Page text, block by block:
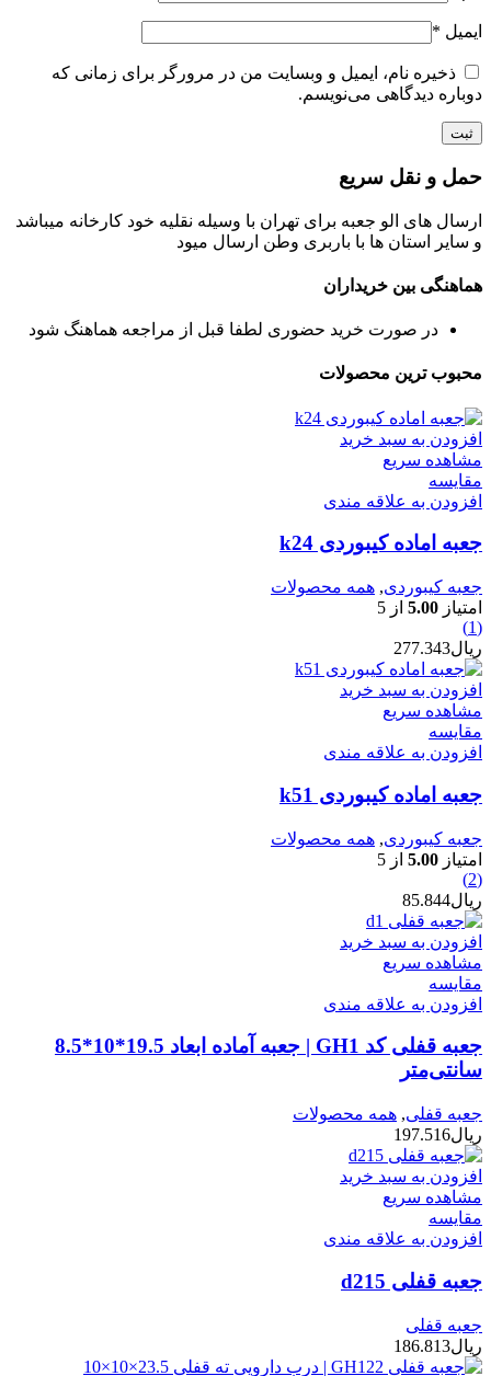
ایمیل *
ذخیره نام، ایمیل و وبسایت من در مرورگر برای زمانی که
دوباره دیدگاهی می‌نویسم.
حمل و نقل سریع
ارسال های الو جعبه برای تهران با وسیله نقلیه خود کارخانه میباشد
و سایر استان ها با باربری وطن ارسال میود
هماهنگی بین خریداران
در صورت خرید حضوری لطفا قبل از مراجعه هماهنگ شود
محبوب ترین محصولات
افزودن به سبد خرید
مشاهده سریع
مقایسه
افزودن به علاقه مندی
جعبه اماده کیبوردی k24
جعبه کیبوردی, همه محصولات
امتیاز 5.00 از 5
(1)
ریال277.343
افزودن به سبد خرید
مشاهده سریع
مقایسه
افزودن به علاقه مندی
جعبه اماده کیبوردی k51
جعبه کیبوردی, همه محصولات
امتیاز 5.00 از 5
(2)
ریال85.844
افزودن به سبد خرید
مشاهده سریع
مقایسه
افزودن به علاقه مندی
جعبه قفلی کد GH1 | جعبه آماده ابعاد 19.5*10*8.5
سانتی‌متر
جعبه قفلی, همه محصولات
ریال197.516
افزودن به سبد خرید
مشاهده سریع
مقایسه
افزودن به علاقه مندی
جعبه قفلی d215
جعبه قفلی
ریال186.813